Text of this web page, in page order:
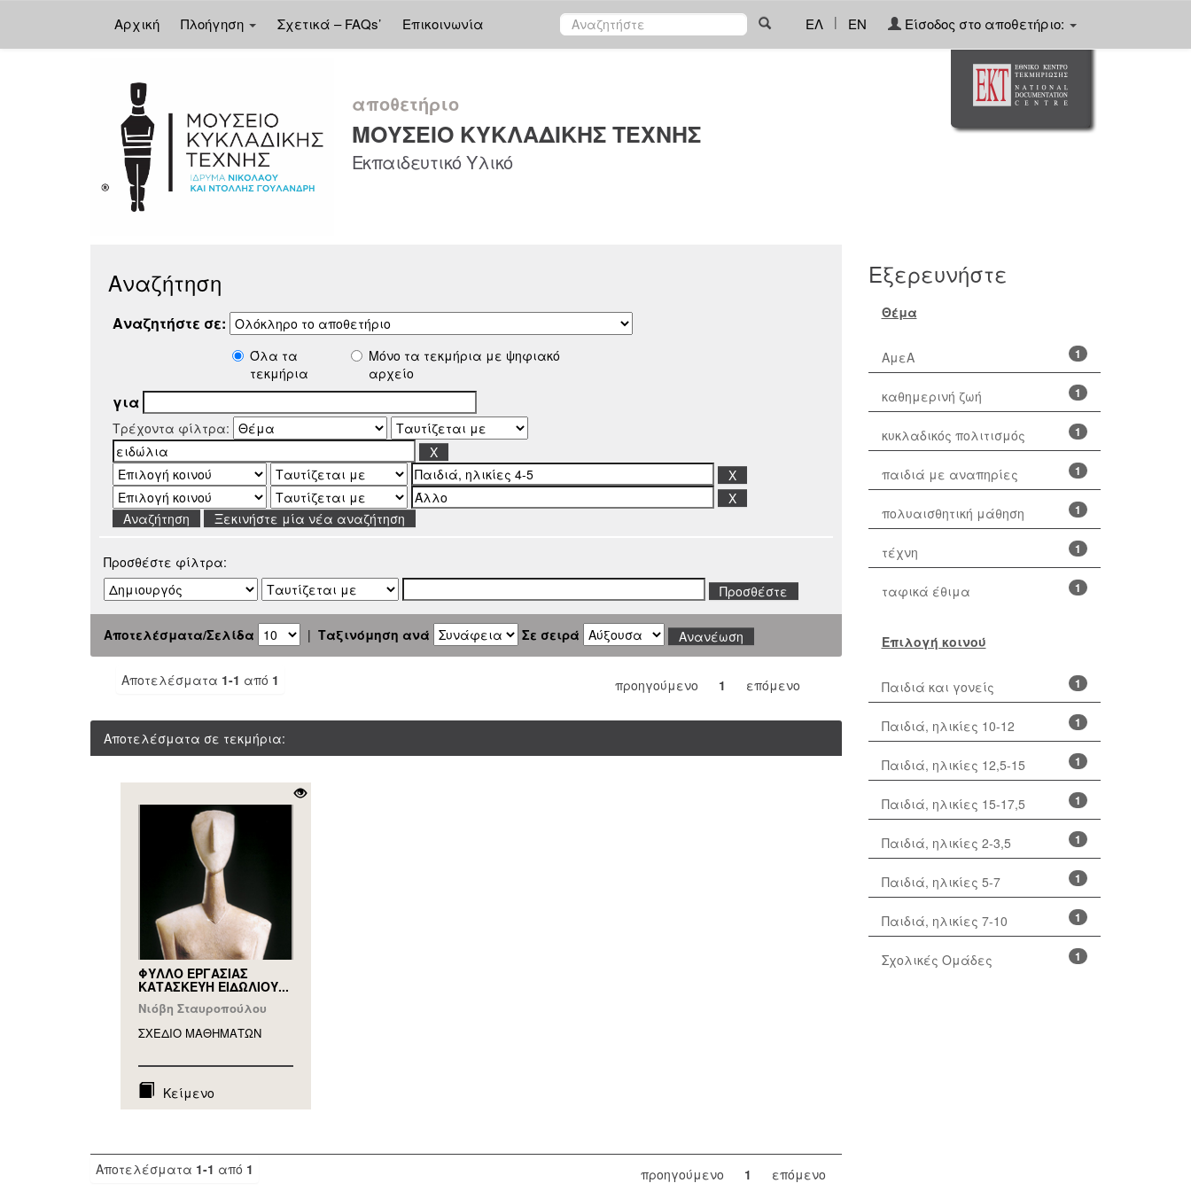
Αρχική Πλοήγηση Σχετικά – FAQs’ Επικοινωνία ΕΛ | EN Είσοδος στο αποθετήριο:
αποθετήριο
ΜΟΥΣΕΙΟ ΚΥΚΛΑΔΙΚΗΣ ΤΕΧΝΗΣ
Εκπαιδευτικό Υλικό
Αναζήτηση
Αναζητήστε σε:
Όλα τα
τεκμήρια
Μόνο τα τεκμήρια με ψηφιακό
αρχείο
για
Τρέχοντα φίλτρα:
Ξεκινήστε μία νέα αναζήτηση
Προσθέστε φίλτρα:
Αποτελέσματα/Σελίδα | Ταξινόμηση ανά Σε σειρά
Αποτελέσματα 1-1 από 1 προηγούμενο 1 επόμενο
Αποτελέσματα σε τεκμήρια:
ΦΥΛΛΟ ΕΡΓΑΣΙΑΣ
ΚΑΤΑΣΚΕΥΗ ΕΙΔΩΛΙΟΥ...
Νιόβη Σταυροπούλου
ΣΧΕΔΙΟ ΜΑΘΗΜAΤΩΝ
Κείμενο
Αποτελέσματα 1-1 από 1 προηγούμενο 1 επόμενο
Εξερευνήστε
Θέμα
1
ΑμεΑ
1
καθημερινή ζωή
1
κυκλαδικός πολιτισμός
1
παιδιά με αναπηρίες
1
πολυαισθητική μάθηση
1
τέχνη
1
ταφικά έθιμα
Επιλογή κοινού
1
Παιδιά και γονείς
1
Παιδιά, ηλικίες 10-12
1
Παιδιά, ηλικίες 12,5-15
1
Παιδιά, ηλικίες 15-17,5
1
Παιδιά, ηλικίες 2-3,5
1
Παιδιά, ηλικίες 5-7
1
Παιδιά, ηλικίες 7-10
1
Σχολικές Ομάδες